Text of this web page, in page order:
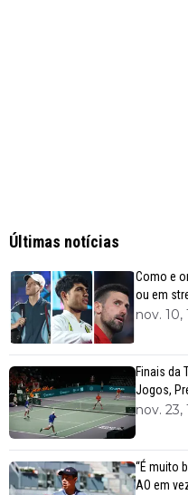
Últimas notícias
Como e
ou em
nov. 10,
Finais da
Jogos,
nov. 23,
“É muito
AO em